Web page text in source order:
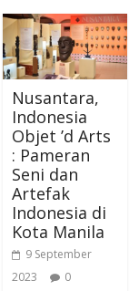
Nusantara,
Indonesia
Objet ’d Arts
: Pameran
Seni dan
Artefak
Indonesia di
Kota Manila
9 September
2023
0